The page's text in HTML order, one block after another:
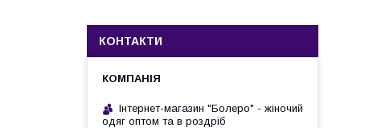
КОНТАКТИ
Інтернет-магазин "Болеро" - жіночий
одяг оптом та в роздріб